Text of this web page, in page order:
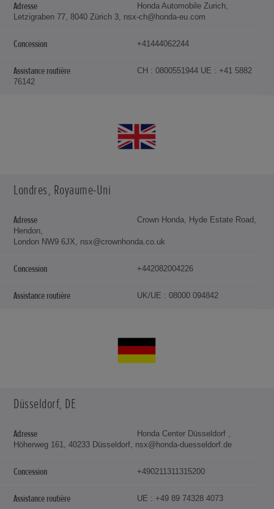
Honda Automobile Zurich,
Letzigraben 77, 8040 Zürich 3, nsx-ch@honda-eu.com
+41444062244
CH : 0800551944 UE : +41 5882
76142
Londres, Royaume-Uni
Crown Honda, Hyde Estate Road,
Hendon,
London NW9 6JX, nsx@crownhonda.co.uk
+442082004226
UK/UE : 08000 094842
Düsseldorf, DE
Honda Center Düsseldorf ,
Höherweg 161, 40233 Düsseldorf, nsx@honda-duesseldorf.de
+490211311315200
UE : +49 89 74328 4073